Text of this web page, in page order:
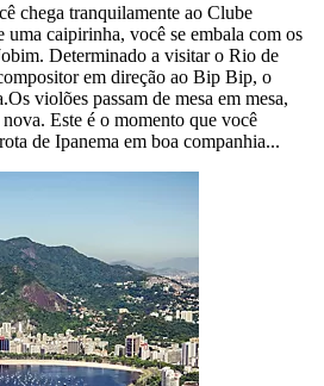
chega tranquilamente ao Clube
caipirinha, você se embala com os
Determinado a visitar o Rio de
em direção ao Bip Bip, o
violões passam de mesa em mesa,
Este é o momento que você
de Ipanema em boa companhia...